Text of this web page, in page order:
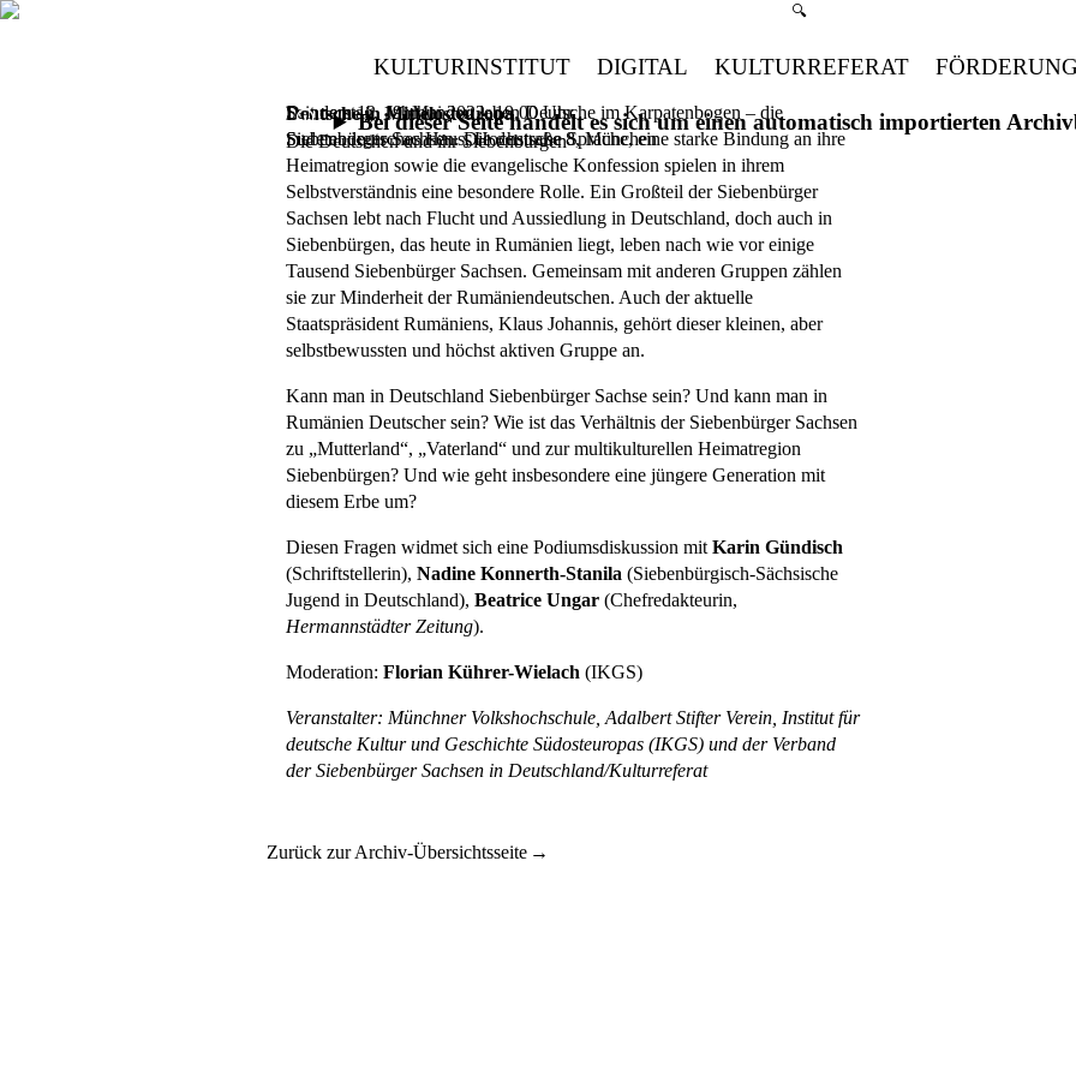
Suchmenü öffnen
🔍
KULTURINSTITUT DIGITAL KULTURREFERAT
Bei dieser Seite handelt es sich um einen automatisch importierten
Deutsche in Mittelosteuropa
Die Deutschen und ihr Siebenbürgen
Seit dem 12. Jahrhundert leben Deutsche im Karpatenbogen – die
Siebenbürger Sachsen. Die deutsche Sprache, eine starke Bindung an ihre
Heimatregion sowie die evangelische Konfession spielen in ihrem
Selbstverständnis eine besondere Rolle. Ein Großteil der Siebenbürger
Sachsen lebt nach Flucht und Aussiedlung in Deutschland, doch auch in
Siebenbürgen, das heute in Rumänien liegt, leben nach wie vor einige
Tausend Siebenbürger Sachsen. Gemeinsam mit anderen Gruppen zählen
sie zur Minderheit der Rumäniendeutschen. Auch der aktuelle
Staatspräsident Rumäniens, Klaus Johannis, gehört dieser kleinen, aber
selbstbewussten und höchst aktiven Gruppe an.
Kann man in Deutschland Siebenbürger Sachse sein? Und kann man in
Rumänien Deutscher sein? Wie ist das Verhältnis der Siebenbürger Sachsen
zu „Mutterland“, „Vaterland“ und zur multikulturellen Heimatregion
Siebenbürgen? Und wie geht insbesondere eine jüngere Generation mit
diesem Erbe um?
Diesen Fragen widmet sich eine Podiumsdiskussion mit Karin Gündisch
(Schriftstellerin), Nadine Konnerth-Stanila (Siebenbürgisch-Sächsische
Jugend in Deutschland), Beatrice Ungar(Chefredakteurin,
Hermannstädter Zeitung).
Moderation: Florian Kührer-Wielach (IKGS)
Veranstalter: Münchner Volkshochschule, Adalbert Stifter Verein, Institut für
deutsche Kultur und Geschichte Südosteuropas (IKGS) und der Verband
der Siebenbürger Sachsen in Deutschland/Kulturreferat
Donnerstag, 19. Mai 2022,19.00 Uhr
Sudetendeutsches Haus, Hochstraße 8, München
Zurück zur Archiv-Übersichtsseite